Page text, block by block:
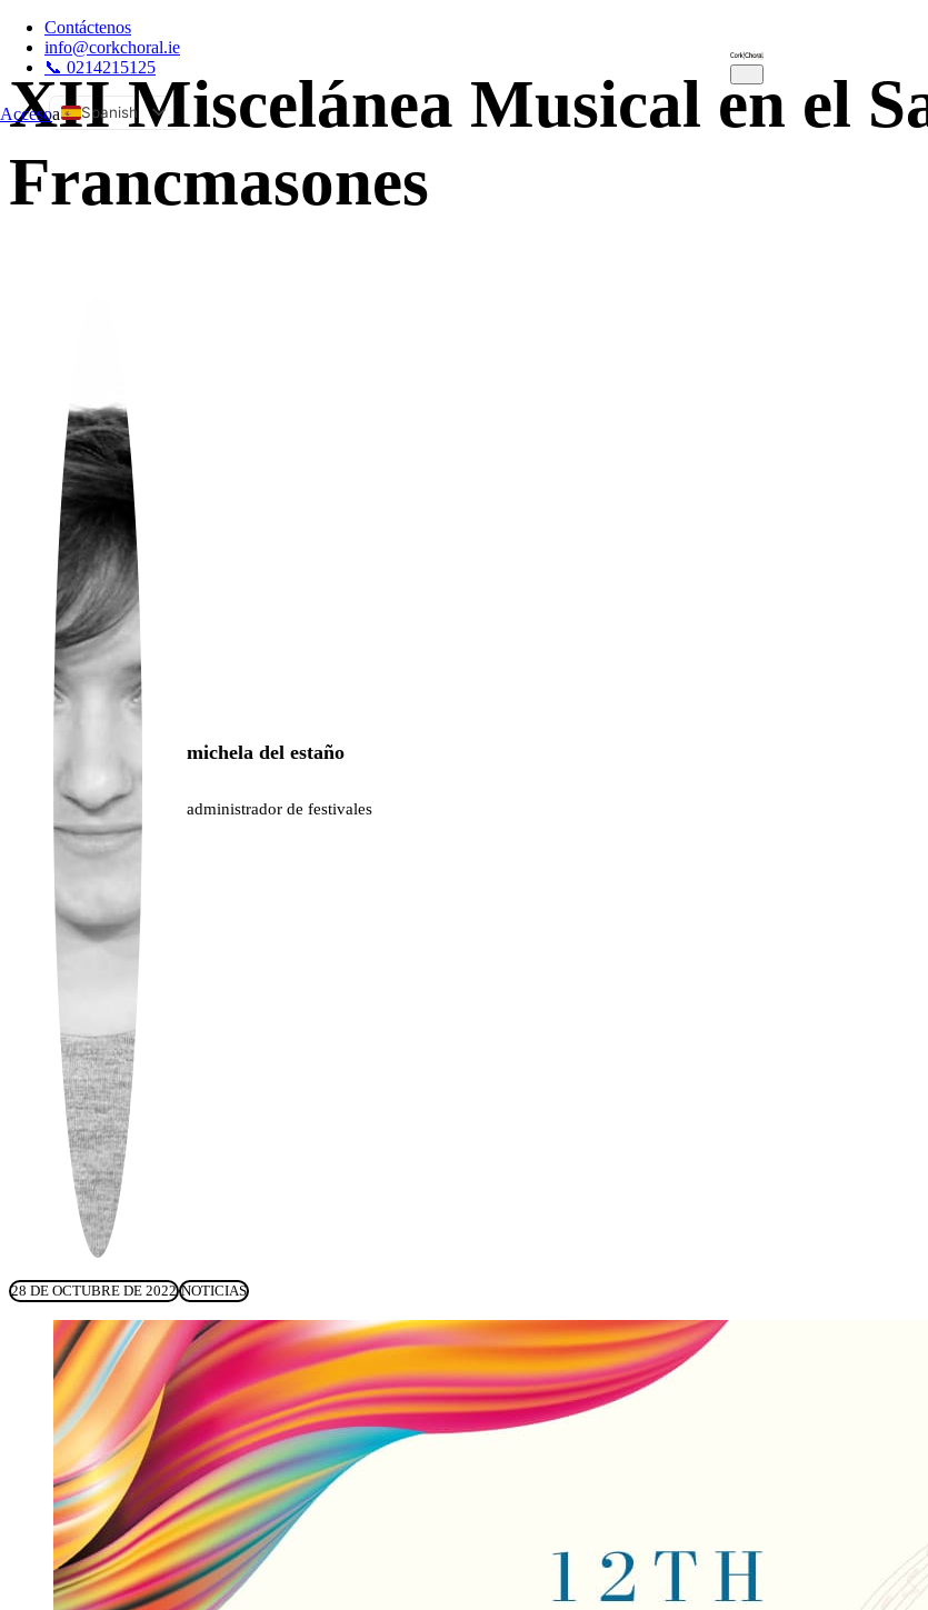
Contáctenos
info@corkchoral.ie
📞 0214215125
Accesoa
Spanish
Bulgarian
Czech
Italian
Polish
Portuguese
Ukrainian
XII Miscelánea Musical en el
Francmasones
michela del estaño
administrador de festivales
28 DE OCTUBRE DE 2022 NOTICIAS